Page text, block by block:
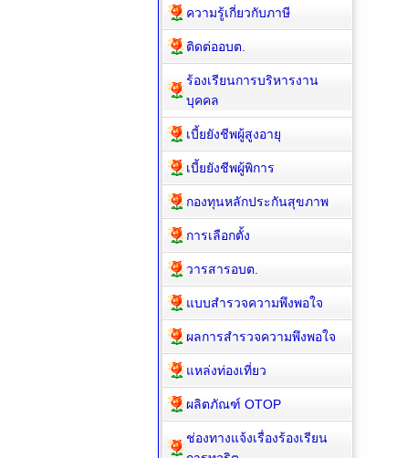
ความรู้เกี่ยวกับภาษี
ติดต่ออบต.
ร้องเรียนการบริหารงาน
บุคคล
เบี้ยยังชีพผู้สูงอายุ
เบี้ยยังชีพผู้พิการ
กองทุนหลักประกันสุขภาพ
การเลือกตั้ง
วารสารอบต.
แบบสำรวจความพึงพอใจ
ผลการสำรวจความพึงพอใจ
แหล่งท่องเที่ยว
ผลิตภัณฑ์ OTOP
ช่องทางแจ้งเรื่องร้องเรียน